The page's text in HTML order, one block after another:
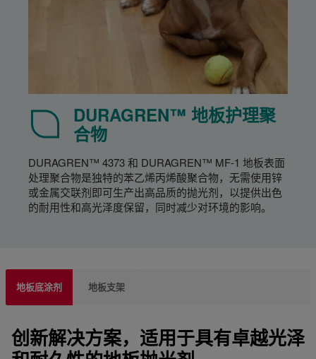
DURAGREN™ 地板护理聚
合物
DURAGREN™ 4373 和 DURAGREN™ MF-1 地板表面
处理聚合物是独特的苯乙烯丙烯酸聚合物，无需使用锌
或金属交联剂即可生产出高品质的抛光剂，以提供出色
的耐用性和高光泽度保留，同时减少对环境的影响。
地板底涂剂 地板支架
创新解决方案，适用于具有卓越光泽